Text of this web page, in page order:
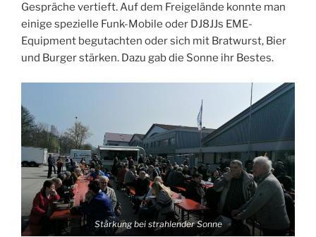
Gespräche vertieft. Auf dem Freigelände konnte man
einige spezielle Funk-Mobile oder DJ8JJs EME-
Equipment begutachten oder sich mit Bratwurst, Bier
und Burger stärken. Dazu gab die Sonne ihr Bestes.
Stärkung bei strahlender Sonne